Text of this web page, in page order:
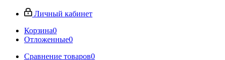
Личный кабинет
Корзина0
Отложенные0
Сравнение товаров0